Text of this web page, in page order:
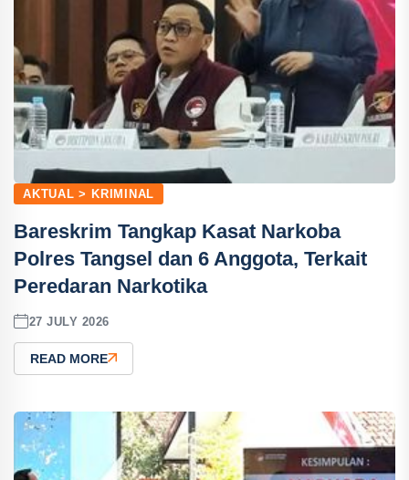
AKTUAL > KRIMINAL
Bareskrim Tangkap Kasat Narkoba
Polres Tangsel dan 6 Anggota, Terkait
Peredaran Narkotika
27 JULY 2026
READ MORE